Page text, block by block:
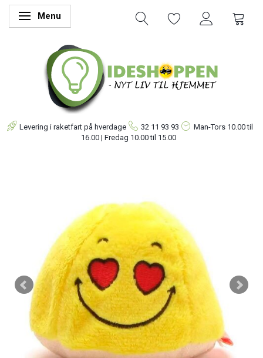
Skifte navigation
Menu
Levering i raketfart på hverdage 32 11 93 93 Man-Tors 10.00 til
16.00 | Fredag 10.00 til 15.00